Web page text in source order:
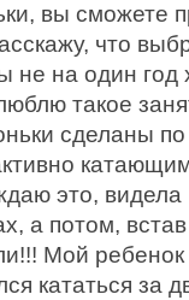
вы сможете
что
не на один год
такое
сделаны
это, видела
а потом,
Мой
кататься за